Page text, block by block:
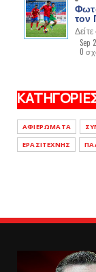
τον
Sep
0
ΑΦΙΕΡΩΜΑΤΑ
ΕΡΑΣΙΤΕΧΝΗΣ